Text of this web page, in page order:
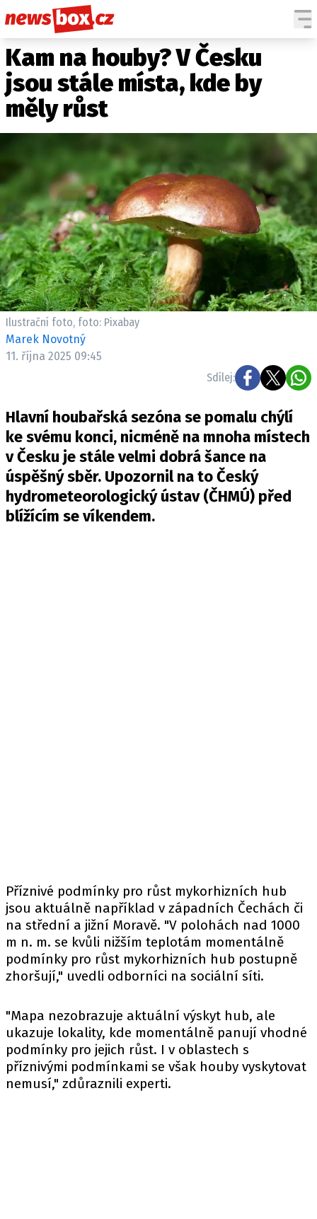
DOMÁCÍ
ZAHRANIČÍ
POČASÍ
KRIMI
EKONOMIKA
KULTURA
SPOLEČNOST
SPORT
ČESKÉ CELEBRITY
SVĚTOVÉ CELEBRITY
SLEDUJTE NÁS NA
Máte příběh, fotku nebo video?
Pošlete e-mail na newsbox.cz
KONTAKT
VYDAVATEL
INZERCE
OSOBNÍ ÚDAJE / COOKIES
VOLNÁ MÍSTA
Kam na houby? V Česku
jsou stále místa, kde by
měly růst
Ilustrační foto, foto: Pixabay
Marek Novotný
11. října 2025 09:45
Sdílej:
Hlavní houbařská sezóna se pomalu chýlí
ke svému konci, nicméně na mnoha místech
v Česku je stále velmi dobrá šance na
úspěšný sběr. Upozornil na to Český
hydrometeorologický ústav (ČHMÚ) před
blížícím se víkendem.
Příznivé podmínky pro růst mykorhizních hub
jsou aktuálně například v západních Čechách či
na střední a jižní Moravě. "V polohách nad 1000
m n. m. se kvůli nižším teplotám momentálně
podmínky pro růst mykorhizních hub postupně
zhoršují," uvedli odborníci na sociální síti.
"Mapa nezobrazuje aktuální výskyt hub, ale
ukazuje lokality, kde momentálně panují vhodné
podmínky pro jejich růst. I v oblastech s
příznivými podmínkami se však houby vyskytovat
nemusí," zdůraznili experti.